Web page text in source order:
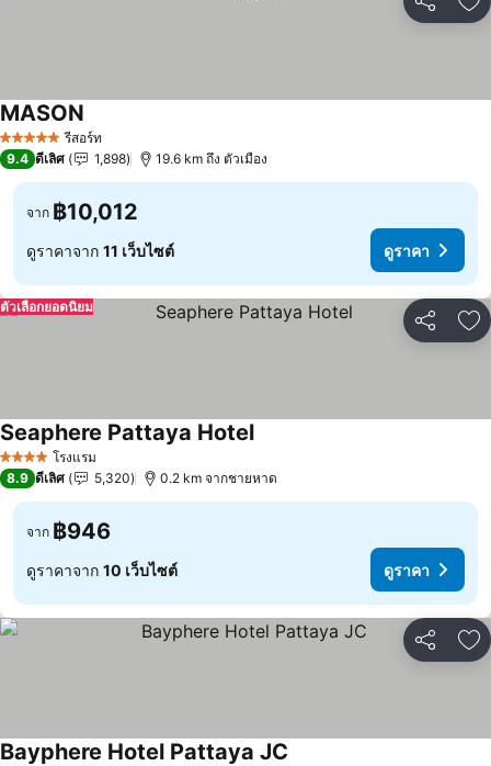
แชร์ เ
5 ดาว รีสอร์ท
MASON
9.4 ดีเลิศ 1,898 19.6 km ถึง ตัวเมือง
จาก ฿10,012
ดูราคาจาก 11 เว็บไซต์ ดูราคา
แชร์ เ
ตัวเลือกยอดนิยม
4 ดาว โรงแรม
Seaphere Pattaya Hotel
8.9 ดีเลิศ 5,320 0.2 km จากชายหาด
จาก ฿946
ดูราคาจาก 10 เว็บไซต์ ดูราคา
แชร์ เ
Bayphere Hotel Pattaya JC